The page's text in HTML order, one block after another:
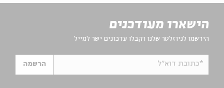
הישארו מעודכנים
הירשמו לניוזלטר שלנו וקבלו עדכונים ישר למייל
*כתובת דוא"ל הרשמה